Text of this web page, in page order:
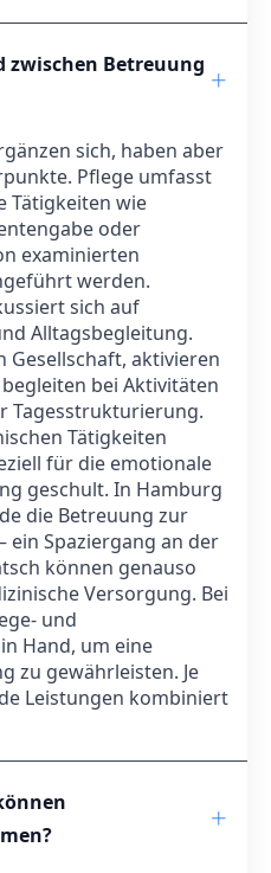
zwischen Betreuung
sich, haben aber
Pflege umfasst
Tätigkeiten wie
oder
examinierten
werden.
sich auf
Alltagsbegleitung.
aktivieren
bei Aktivitäten
Tagesstrukturierung.
Tätigkeiten
für die emotionale
geschult. In Hamburg
die Betreuung zur
ein Spaziergang an der
können genauso
Versorgung. Bei
und
Hand, um eine
zu gewährleisten. Je
Leistungen kombiniert